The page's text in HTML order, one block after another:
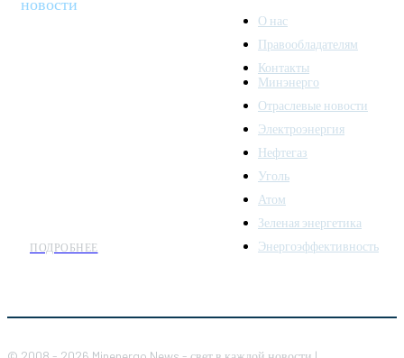
новости
ПОДРОБНЕЕ
О нас
Правообладателям
Контакты
Минэнерго
Отраслевые новости
Электроэнергия
Нефтегаз
Уголь
Атом
Зеленая энергетика
Энергоэффективность